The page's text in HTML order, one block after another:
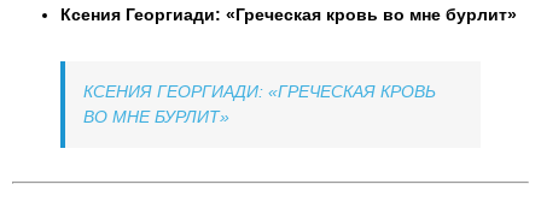
Ксения Георгиади: «Греческая кровь во мне бурлит»
КСЕНИЯ ГЕОРГИАДИ: «ГРЕЧЕСКАЯ КРОВЬ
ВО МНЕ БУРЛИТ»